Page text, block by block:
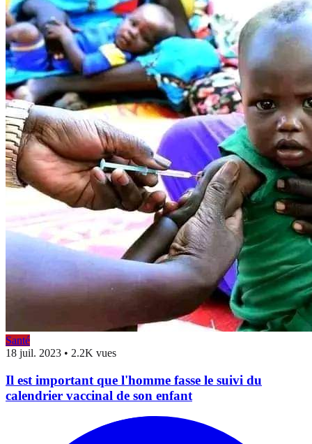
Santé
18 juil. 2023 • 2.2K vues
Il est important que l'homme fasse le suivi du
calendrier vaccinal de son enfant